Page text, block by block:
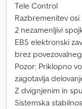
Tele Control
Razbremenitev
2 nezamenljivi
EBS elektronski
brez
Pozor: Priklopno
zagotavlja
Z dvignjenim in
Sistemska